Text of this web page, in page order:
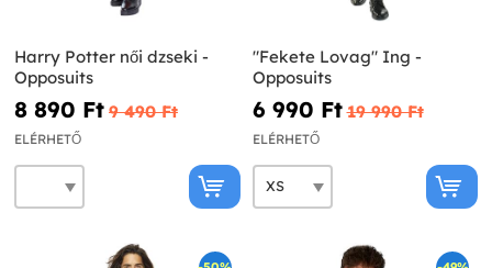
Harry Potter női dzseki -
Opposuits
8 890 Ft‎ 9 490 Ft‎
ELÉRHETŐ
"Fekete Lovag" Ing -
Opposuits
6 990 Ft‎ 19 990 Ft‎
ELÉRHETŐ